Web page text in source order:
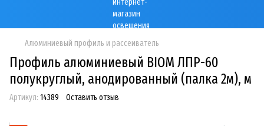
Алюминиевый профиль и рассеиватель
Профиль алюминиевый BIOM ЛПР-60
полукруглый, анодированный (палка 2м), м
Артикул: 14389 Оставить отзыв